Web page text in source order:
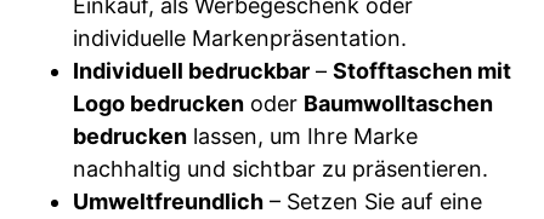
Einkauf, als Werbegeschenk oder
individuelle Markenpräsentation.
Individuell bedruckbar – Stofftaschen mit
Logo bedrucken oder Baumwolltaschen
bedrucken lassen, um Ihre Marke
nachhaltig und sichtbar zu präsentieren.
Umweltfreundlich – Setzen Sie auf eine